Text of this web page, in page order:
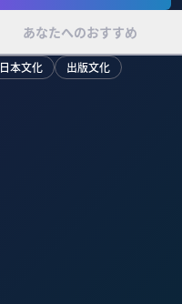
あなたへのおすすめ
日本文化 出版文化